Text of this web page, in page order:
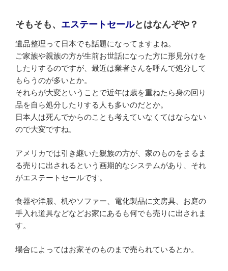
そもそも、 エステートセールとはなんぞや？
遺品整理って日本でも話題になってますよね。
ご家族や親族の方が生前お世話になった方に形見分けを
したりするのですが、最近は業者さんを呼んで処分して
もらうのが多いとか。
それらが大変ということで近年は歳を重ねたら身の回り
品を自ら処分したりする人も多いのだとか。
日本人は死んでからのことも考えていなくてはならない
ので大変ですね。
アメリカでは引き継いた親族の方が、家のものをまるま
る売りに出されるという画期的なシステムがあり、それ
がエステートセールです。
食器や洋服、机やソファー、電化製品に文房具、お庭の
手入れ道具などなどお家にあるも何でも売りに出されま
す。
場合によってはお家そのものまで売られているとか。